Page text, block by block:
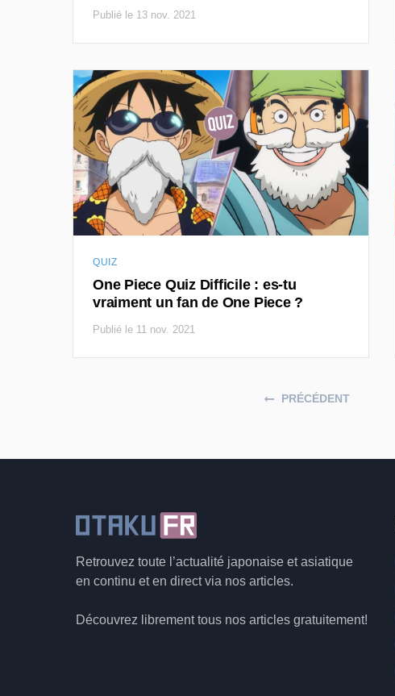
Publié le 13 nov. 2021
QUIZ
One Piece Quiz Difficile : es-tu
vraiment un fan de One Piece ?
Publié le 11 nov. 2021
PRÉCÉDENT
Retrouvez toute l’actualité japonaise et asiatique
en continu et en direct via nos articles.
Découvrez librement tous nos articles gratuitement!